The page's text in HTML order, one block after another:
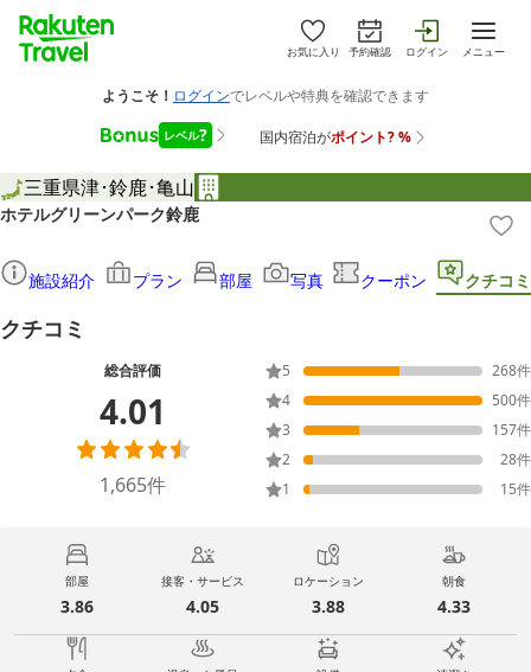
お気に入り 予約確認 ログイン メニュー
三重県津･鈴鹿･亀山
ホテルグリーンパーク鈴鹿
施設紹介 プラン 部屋 写真 クーポン クチコミ
クチコミ
総合評価
4.01
1,665件
5 268件
4
500件
3
157件
2
28件
1
15件
部屋
3.86
接客・サービス
4.05
ロケーション
3.88
朝食
4.33